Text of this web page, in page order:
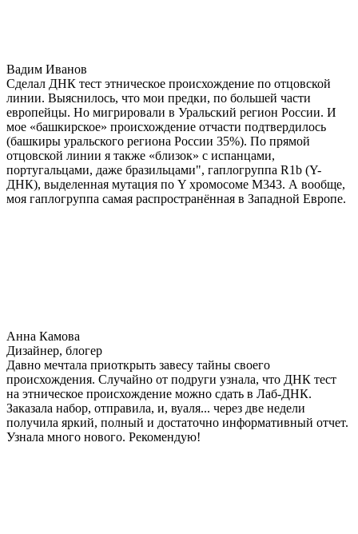
Вадим Иванов
Сделал ДНК тест этническое происхождение по отцовской
линии. Выяснилось, что мои предки, по большей части
европейцы. Но мигрировали в Уральский регион России. И
мое «башкирское» происхождение отчасти подтвердилось
(башкиры уральского региона России 35%). По прямой
отцовской линии я также «близок» с испанцами,
португальцами, даже бразильцами", гаплогруппа R1b (Y-
ДНК), выделенная мутация по Y хромосоме М343. А вообще,
моя гаплогруппа самая распространённая в Западной Европе.
Анна Камова
Дизайнер, блогер
Давно мечтала приоткрыть завесу тайны своего
происхождения. Случайно от подруги узнала, что ДНК тест
на этническое происхождение можно сдать в Лаб-ДНК.
Заказала набор, отправила, и, вуаля... через две недели
получила яркий, полный и достаточно информативный отчет.
Узнала много нового. Рекомендую!